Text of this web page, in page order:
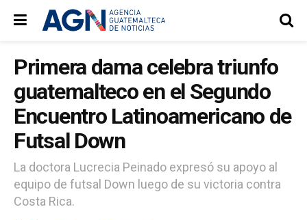
Primera dama celebra triunfo
guatemalteco en el Segundo
Encuentro Latinoamericano de
Futsal Down
La doctora Lucrecia Peinado expresó su apoyo al
equipo de futsal Down luego de su victoria contra
Costa Rica.